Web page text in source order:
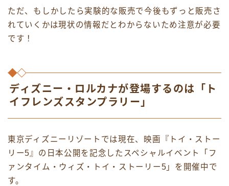
ただ、もしかしたら実験的な販売で今後もずっと販売さ
れていくかは現状の情報だとわからないため注意が必要
です！
ディズニー・ロルカナが登場するのは「ト
イフレンズスタンプラリー」
東京ディズニーリゾートでは現在、映画『トイ・ストー
リー5』の日本公開を記念したスペシャルイベント「フ
ァンタイム・ウィズ・トイ・ストーリー5」を開催中で
す。